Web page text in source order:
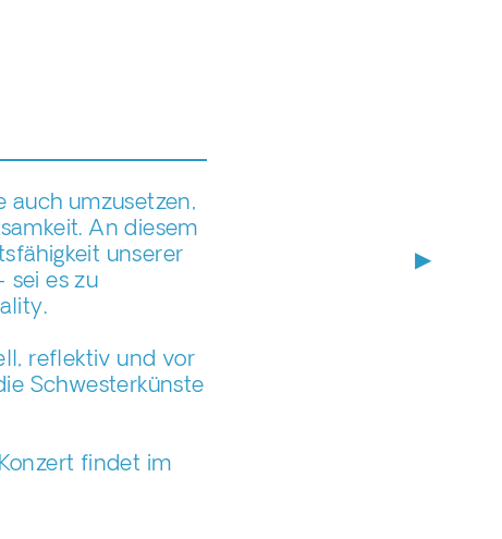
▶
auch umzusetzen,
An diesem
unserer
sei es zu
reflektiv und vor
Schwesterkünste
findet im